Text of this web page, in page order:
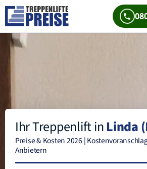
Ihr Treppenlift inLinda
Preise & Kosten 2026 |
Anbietern